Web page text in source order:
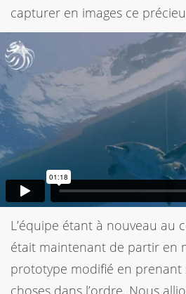
capturer en images ce
L’équipe étant à nouveau au
était maintenant de partir en
prototype modifié en prenant
choses dans l’ordre. Nous